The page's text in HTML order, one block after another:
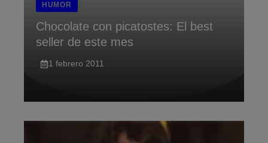
HUMOR
Chocolate con picatostes: El best
seller de este mes
1 febrero 2011